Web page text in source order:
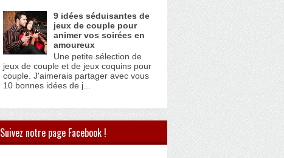
9 idées séduisantes de
jeux de couple pour
animer vos soirées en
amoureux
Une petite sélection de
jeux de couple et de jeux coquins pour
couple. J'aimerais partager avec vous
10 bonnes idées de j...
Suivez notre page Facebook !